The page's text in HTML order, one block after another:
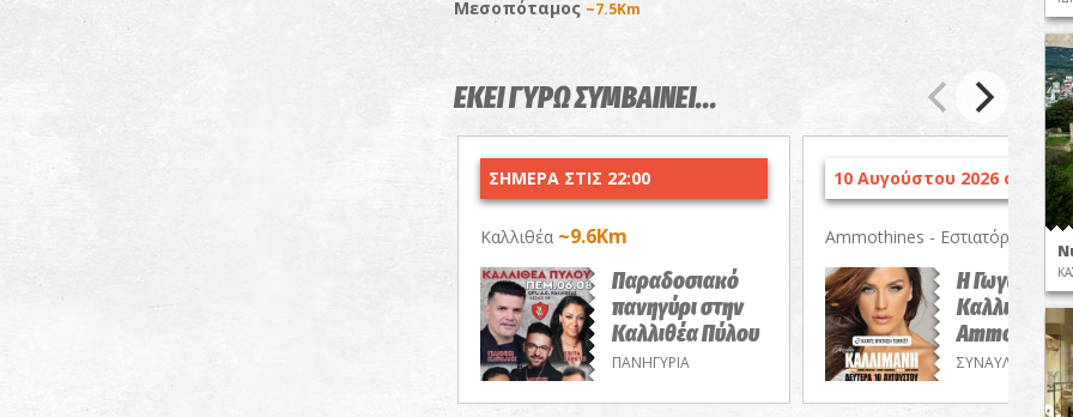
Μεσοπόταμος ~7.5Km
ΕΚΕΙ ΓΥΡΩ ΣΥΜΒΑΙΝΕΙ...
ΣΗΜΕΡΑ ΣΤΙΣ 22:00
Καλλιθέα ~9.6Km
Παραδοσιακό
πανηγύρι στην
Καλλιθέα Πύλου
ΠΑΝΗΓΥΡΙΑ
10 Αυγούστου 2026 στις
Ammothines - Εστιατόριο
Η Γωγώ
Καλλιμάνη
Ammothines
ΣΥΝΑΥΛΙΕΣ